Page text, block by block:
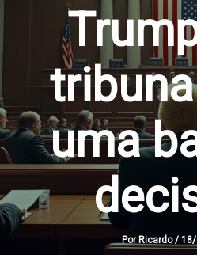
uma
Por Ricardo/